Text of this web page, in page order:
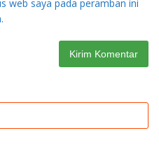
web saya pada peramban ini